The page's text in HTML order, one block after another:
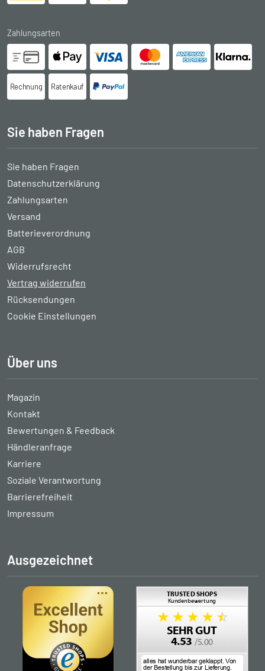
Zahlungsarten
Rechnung Ratenkauf
Sie haben Fragen
Sie haben Fragen
Datenschutzerklärung
Zahlungsarten
Versand
Batterieverordnung
AGB
Widerrufsrecht
Vertrag widerrufen
Rücksendungen
Cookie Einstellungen
Über uns
Magazin
Kontakt
Bewertungen & Feedback
Händleranfrage
Karriere
Soziale Verantwortung
Barrierefreiheit
Impressum
Ausgezeichnet